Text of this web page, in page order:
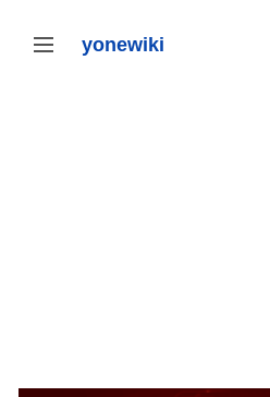
テ
サイドバーの切り替え yonewiki